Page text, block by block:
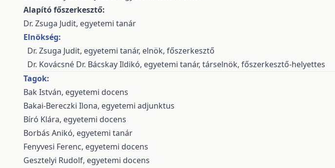
Alapító főszerkesztő:
Dr. Zsuga Judit, egyetemi tanár
Elnökség:
Dr. Zsuga Judit, egyetemi tanár, elnök, főszerkesztő
Dr. Kovácsné Dr. Bácskay Ildikó, egyetemi tanár, társelnök, főszerkesztő-helyettes
Tagok:
Bak István, egyetemi docens
Bakai-Bereczki Ilona, egyetemi adjunktus
Bíró Klára, egyetemi docens
Borbás Anikó, egyetemi tanár
Fenyvesi Ferenc, egyetemi docens
Gesztelyi Rudolf, egyetemi docens